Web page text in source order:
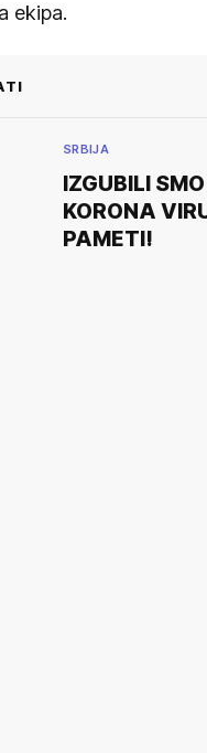
ekipa.
SRBIJA
IZGUBILI
KORONA
PAMETI!